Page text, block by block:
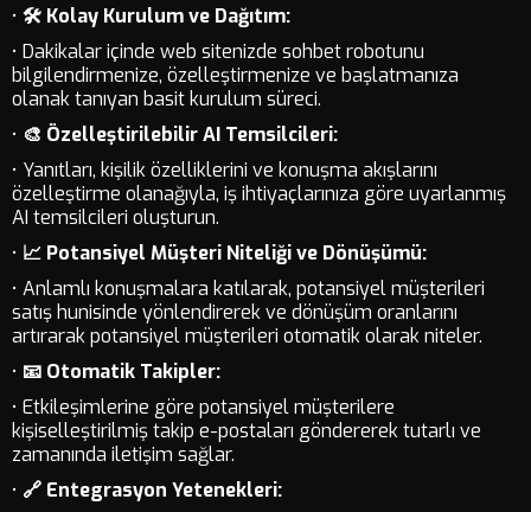
• 🛠️ Kolay Kurulum ve Dağıtım:
• Dakikalar içinde web sitenizde sohbet robotunu
bilgilendirmenize, özelleştirmenize ve başlatmanıza
olanak tanıyan basit kurulum süreci.
• 🎨 Özelleştirilebilir AI Temsilcileri:
• Yanıtları, kişilik özelliklerini ve konuşma akışlarını
özelleştirme olanağıyla, iş ihtiyaçlarınıza göre uyarlanmış
AI temsilcileri oluşturun.
• 📈 Potansiyel Müşteri Niteliği ve Dönüşümü:
• Anlamlı konuşmalara katılarak, potansiyel müşterileri
satış hunisinde yönlendirerek ve dönüşüm oranlarını
artırarak potansiyel müşterileri otomatik olarak niteler.
• 📧 Otomatik Takipler:
• Etkileşimlerine göre potansiyel müşterilere
kişiselleştirilmiş takip e-postaları göndererek tutarlı ve
zamanında iletişim sağlar.
• 🔗 Entegrasyon Yetenekleri: